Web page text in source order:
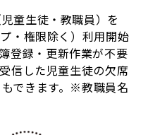
童生徒・教職員）を
・権限除く）利用開始
登録・更新作業が不要
信した児童生徒の欠席
できます。※教職員名